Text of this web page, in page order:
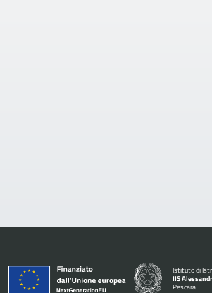
Istituto di
IIS
Pescara